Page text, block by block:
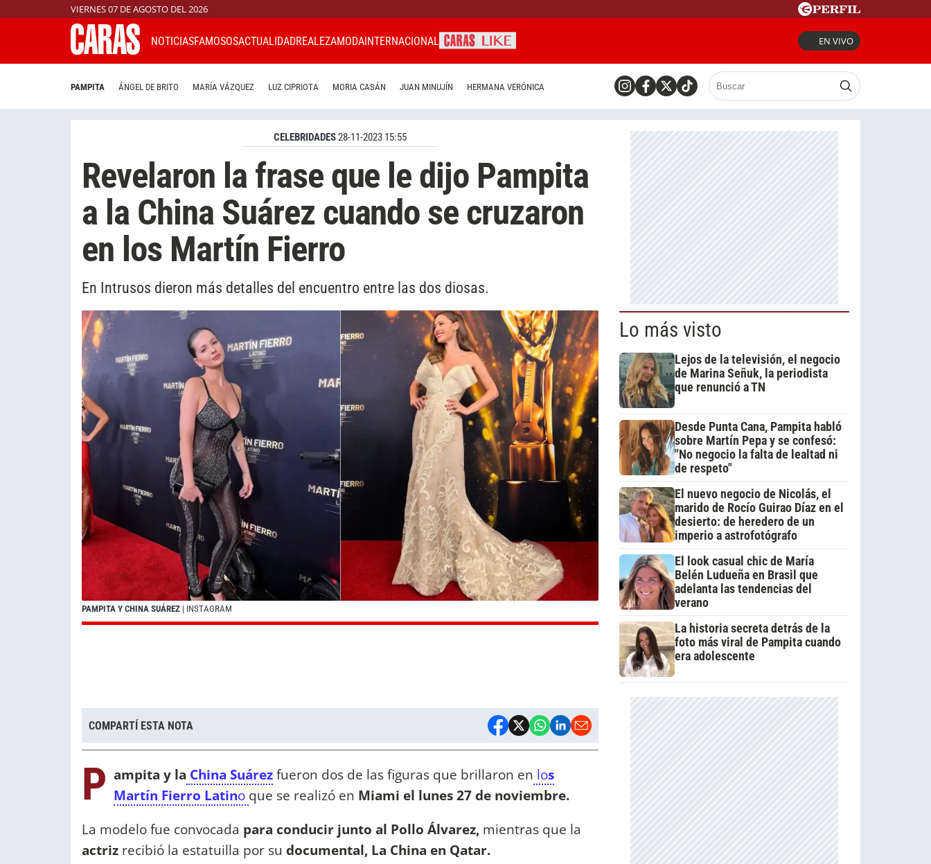
VIERNES 07 DE AGOSTO DEL 2026
NOTICIASFAMOSOSACTUALIDADREALEZAMODAINTERNACIONAL EN VIVO
PAMPITA ÁNGEL DE BRITO MARÍA VÁZQUEZ LUZ CIPRIOTA MORIA CASÁN JUAN MINUJÍN HERMANA VERÓNICA
CELEBRIDADES28-11-2023 15:55
Revelaron la frase que le dijo Pampita
a la China Suárez cuando se cruzaron
en los Martín Fierro
En Intrusos dieron más detalles del encuentro entre las dos diosas.
PAMPITA Y CHINA SUÁREZ | INSTAGRAM
COMPARTÍ ESTA NOTA
P ampita y la China Suárezfueron dos de las figuras que brillaron en los
Martín Fierro Latino que se realizó en Miami el lunes 27 de noviembre.
La modelo fue convocada para conducir junto al Pollo Álvarez, mientras que la
actriz recibió la estatuilla por su documental, La China en Qatar.
Lo más visto
Lejos de la televisión, el negocio
de Marina Señuk, la periodista
que renunció a TN
Desde Punta Cana, Pampita habló
sobre Martín Pepa y se confesó:
"No negocio la falta de lealtad ni
de respeto"
El nuevo negocio de Nicolás, el
marido de Rocío Guirao Díaz en el
desierto: de heredero de un
imperio a astrofotógrafo
El look casual chic de María
Belén Ludueña en Brasil que
adelanta las tendencias del
verano
La historia secreta detrás de la
foto más viral de Pampita cuando
era adolescente